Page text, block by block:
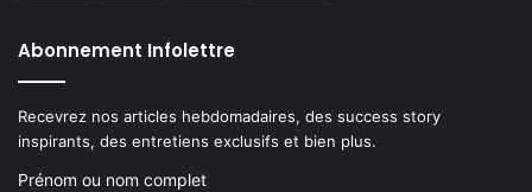
Abonnement Infolettre
Recevrez nos articles hebdomadaires, des success story
inspirants, des entretiens exclusifs et bien plus.
Prénom ou nom complet